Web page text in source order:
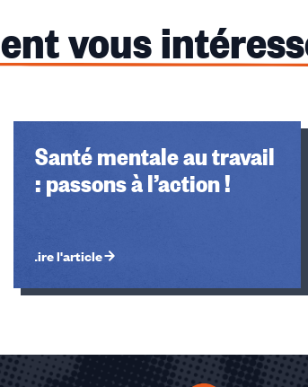
vous
Santé mentale au travail
: passons à l’action !
Lire l'article